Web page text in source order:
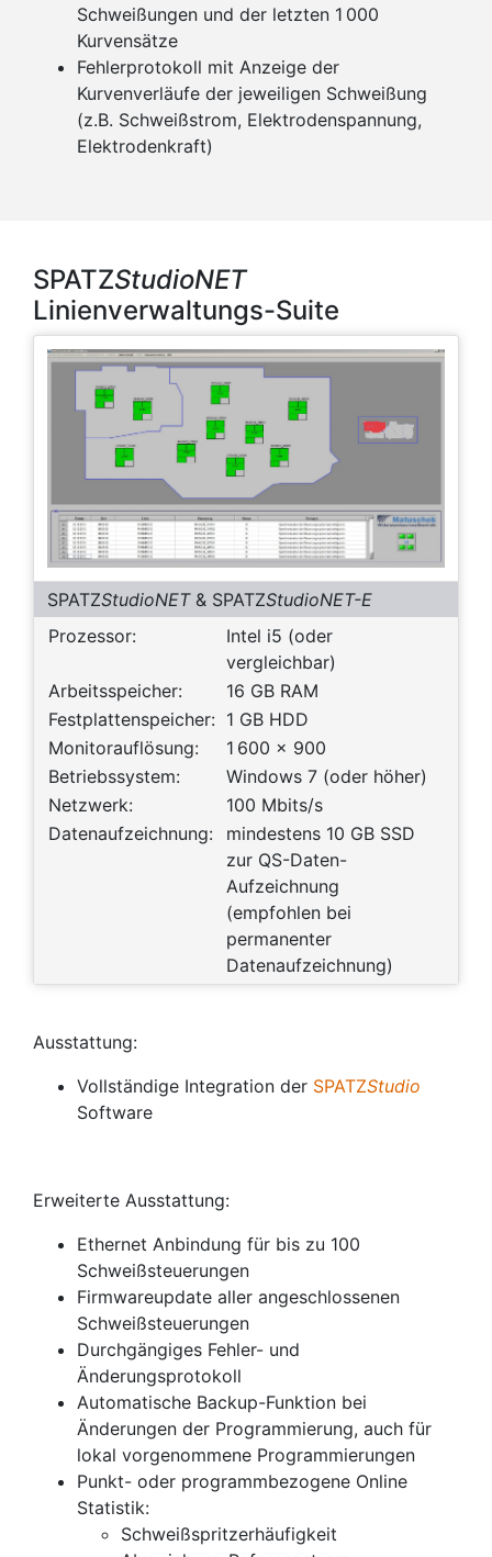
Schweißungen und der letzten 1 000
Kurvensätze
Fehlerprotokoll mit Anzeige der
Kurvenverläufe der jeweiligen Schweißung
(z.B. Schweißstrom, Elektrodenspannung,
Elektrodenkraft)
SPATZStudioNET
Linienverwaltungs-Suite
SPATZStudioNET& SPATZStudioNET-E
Prozessor:
Intel i5 (oder
vergleichbar)
Arbeitsspeicher:
16 GB RAM
Festplattenspeicher: 1 GB HDD
Monitorauflösung:
1 600 x 900
Betriebssystem:
Windows 7 (oder höher)
Netzwerk:
100 Mbits/s
Datenaufzeichnung:
mindestens 10 GB SSD
zur QS-Daten-
Aufzeichnung
(empfohlen bei
permanenter
Datenaufzeichnung)
Ausstattung:
Vollständige Integration der SPATZStudio
Software
Erweiterte Ausstattung:
Ethernet Anbindung für bis zu 100
Schweißsteuerungen
Firmwareupdate aller angeschlossenen
Schweißsteuerungen
Durchgängiges Fehler- und
Änderungsprotokoll
Automatische Backup-Funktion bei
Änderungen der Programmierung, auch für
lokal vorgenommene Programmierungen
Punkt- oder programmbezogene Online
Statistik:
Schweißspritzerhäufigkeit